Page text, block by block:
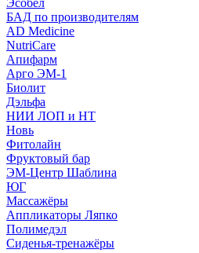
Эсобел
БАД по производителям
AD Medicine
NutriCare
Апифарм
Арго ЭМ-1
Биолит
Дэльфа
НИИ ЛОП и НТ
Новь
Фитолайн
Фруктовый бар
ЭМ-Центр Шаблина
ЮГ
Массажёры
Аппликаторы Ляпко
Полимедэл
Сиденья-тренажёры